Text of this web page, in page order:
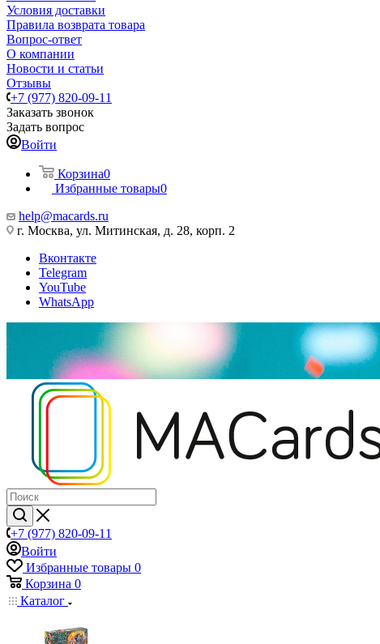
Условия доставки
Правила возврата товара
Вопрос-ответ
О компании
Новости и статьи
Отзывы
+7 (977) 820-09-11
Заказать звонок
Задать вопрос
Войти
Корзина0
Избранные товары0
help@macards.ru
г. Москва, ул. Митинская, д. 28, корп. 2
Вконтакте
Telegram
YouTube
WhatsApp
+7 (977) 820-09-11
Войти
Избранные товары 0
Корзина 0
Каталог